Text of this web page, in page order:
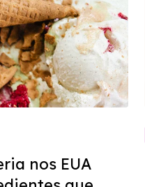
nos EUA